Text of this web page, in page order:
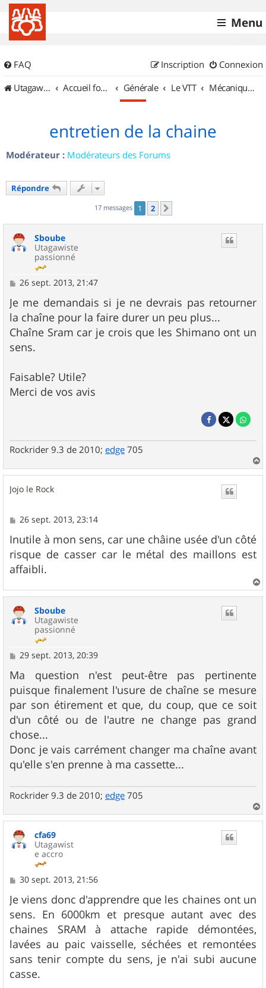
Menu
FAQ Connexion
Inscription
UtagawaVTT (Randos VTT et VTTAE avec traces GPS)
Accueil forum Générale Le VTT Mécanique et Entretiens
entretien de la chaine
Modérateur : Modérateurs des Forums
Répondre
17 messages 1 2
Sboube
Utagawiste
passionné
M
s
s
a
g
e
26 sept. 2013, 21:47
Je me demandais si je ne devrais pas retourner
la chaîne pour la faire durer un peu plus...
Chaîne Sram car je crois que les Shimano ont un
sens.
Faisable? Utile?
Merci de vos avis
Rockrider 9.3 de 2010; edge 705
a
u
Jojo le Rock
M
s
s
a
g
e
26 sept. 2013, 23:14
Inutile à mon sens, car une châine usée d'un côté
risque de casser car le métal des maillons est
affaibli.
a
Sboube
Utagawiste
passionné
M
s
s
a
g
e
29 sept. 2013, 20:39
Ma question n'est peut-être pas pertinente
puisque finalement l'usure de chaîne se mesure
par son étirement et que, du coup, que ce soit
d'un côté ou de l'autre ne change pas grand
chose...
Donc je vais carrément changer ma chaîne avant
qu'elle s'en prenne à ma cassette...
Rockrider 9.3 de 2010; edge 705
a
u
cfa69
Utagawist
e accro
M
s
s
a
g
e
30 sept. 2013, 21:56
Je viens donc d'apprendre que les chaines ont un
sens. En 6000km et presque autant avec des
chaines SRAM à attache rapide démontées,
lavées au paic vaisselle, séchées et remontées
sans tenir compte du sens, je n'ai subi aucune
casse.